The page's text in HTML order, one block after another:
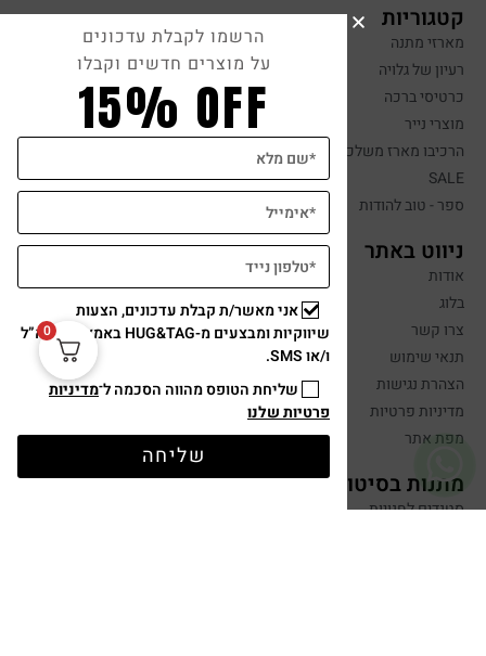
קטגוריות
מארזי מתנה
רעיון של גלויה
כרטיסי ברכה
מוצרי נייר
הרכיבו מארז משלכם
SALE
ספר - טוב להודות
ניווט באתר
אודות
בלוג
צרו קשר
תנאי שימוש
הצהרת נגישות
מדיניות פרטיות
מפת אתר
מתנות בסיטונאות
סטנדים לחנויות
0
הרשמו לקבלת עדכונים
על מוצרים חדשים וקבלו
15% OFF
אני מאשר/ת קבלת עדכונים, הצעות
שיווקיות ומבצעים מ-HUG&TAG באמצעות דוא”ל
ו/או SMS.
שליחת הטופס מהווה הסכמה ל־מדיניות
פרטיות שלנו
שליחה